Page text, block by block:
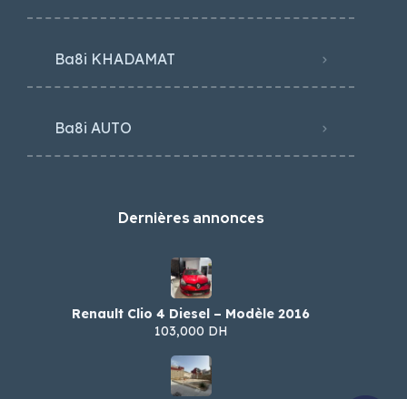
Ba8i KHADAMAT
Ba8i AUTO
Dernières annonces
Renault Clio 4 Diesel – Modèle 2016
103,000 DH